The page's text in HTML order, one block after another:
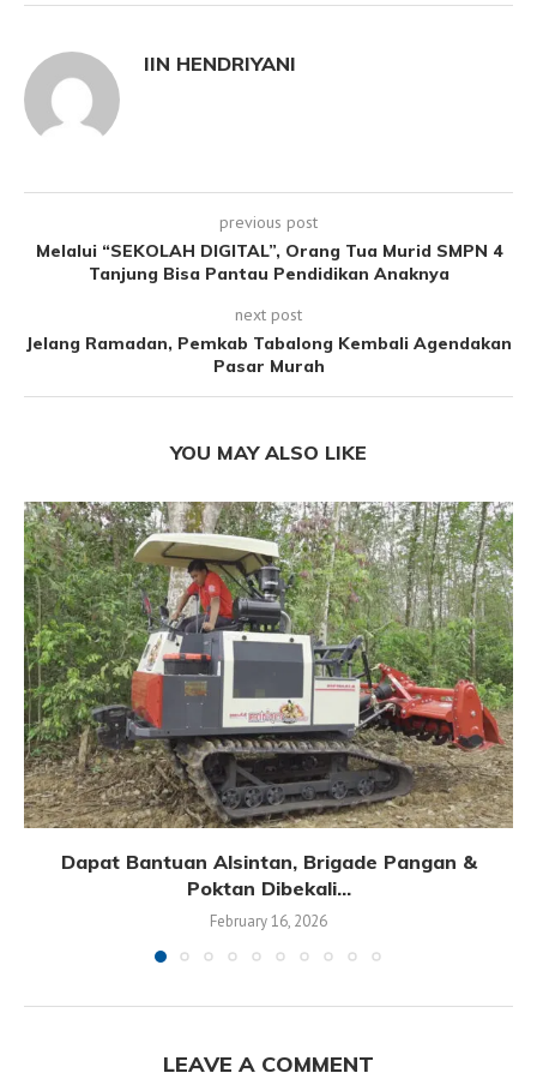
IIN HENDRIYANI
previous post
Melalui “SEKOLAH DIGITAL”, Orang Tua Murid SMPN 4
Tanjung Bisa Pantau Pendidikan Anaknya
next post
Jelang Ramadan, Pemkab Tabalong Kembali Agendakan
Pasar Murah
YOU MAY ALSO LIKE
Dapat Bantuan Alsintan, Brigade Pangan &
Poktan Dibekali...
February 16, 2026
LEAVE A COMMENT